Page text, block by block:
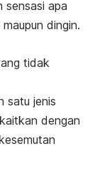
sensasi apa
dingin.
tidak
satu jenis
dengan